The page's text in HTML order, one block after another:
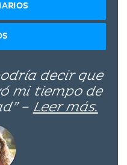
decir que
mi tiempo de
– Leer más.